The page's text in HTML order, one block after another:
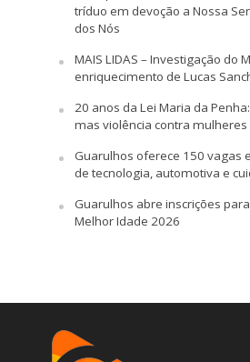
tríduo em devoção a Nossa
dos Nós
MAIS LIDAS – Investigação do
enriquecimento de Lucas
20 anos da Lei Maria da
mas violência contra
Guarulhos oferece 150 vagas
de tecnologia, automotiva e
Guarulhos abre inscrições
Melhor Idade 2026